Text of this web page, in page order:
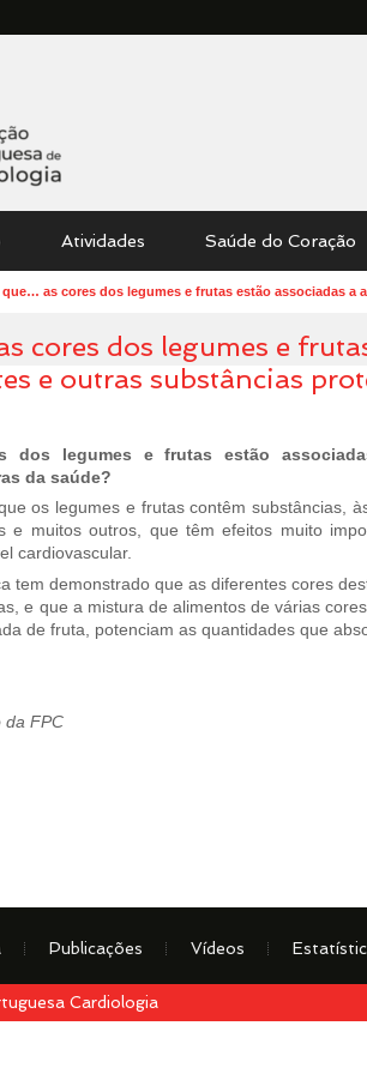
Atividades Saúde do Coração
que… as cores dos legumes e frutas estão associadas
cores dos legumes e
e outras substâncias
dos legumes e frutas estão
da saúde?
os legumes e frutas contêm substâncias,
e muitos outros, que têm efeitos muito
cardiovascular.
tem demonstrado que as diferentes cores
e que a mistura de alimentos de várias
de fruta, potenciam as quantidades que
da FPC
Publicações Vídeos
Cardiologia